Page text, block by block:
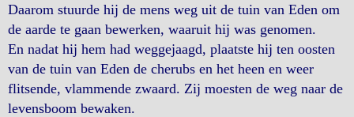
Daarom stuurde hij de mens weg uit de tuin van Eden om
de aarde te gaan bewerken, waaruit hij was genomen.
En nadat hij hem had weggejaagd, plaatste hij ten oosten
van de tuin van Eden de cherubs en het heen en weer
flitsende, vlammende zwaard. Zij moesten de weg naar de
levensboom bewaken.